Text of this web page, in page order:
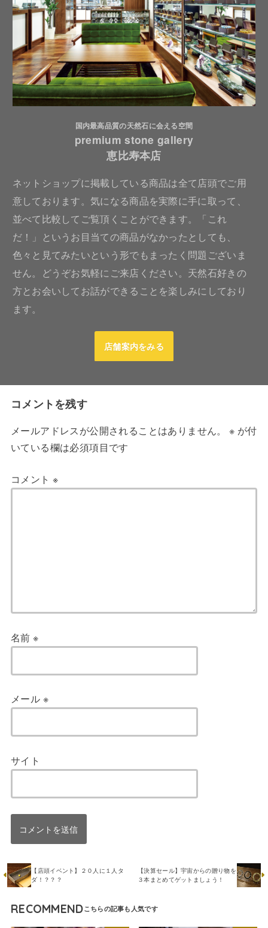
国内最高品質の天然石に会える空間
premium stone gallery
恵比寿本店
ネットショップに掲載している商品は全て店頭でご用
意しております。気になる商品を実際に手に取って、
並べて比較してご覧頂くことができます。「これ
だ！」というお目当ての商品がなかったとしても、
色々と見てみたいという形でもまったく問題ございま
せん。どうぞお気軽にご来店ください。天然石好きの
方とお会いしてお話ができることを楽しみにしており
ます。
店舗案内をみる
コメントを残す
メールアドレスが公開されることはありません。 ※ が付
いている欄は必須項目です
コメント ※
名前※
メール ※
サイト
【店頭イベント】２０人に１人タ
ダ！？？？
【決算セール】宇宙からの贈り物を
３本まとめてゲットましょう！
RECOMMEND